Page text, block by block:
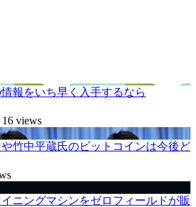
報をいち早く入手するなら
16 views
竹中平蔵氏のビットコインは今後ど
ニングマシンをゼロフィールドが販